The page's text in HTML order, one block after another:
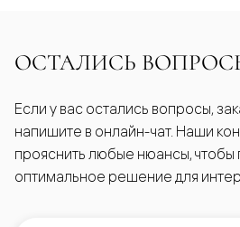
ОСТАЛИСЬ
Если у вас остались вопросы,
напишите в онлайн-чат. Наши
прояснить любые нюансы, чтобы
оптимальное решение для